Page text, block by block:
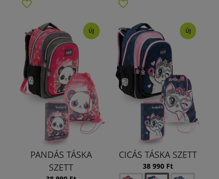
ÚJ
PANDÁS TÁSKA
SZETT
ÚJ
CICÁS TÁSKA SZETT
38 990 Ft